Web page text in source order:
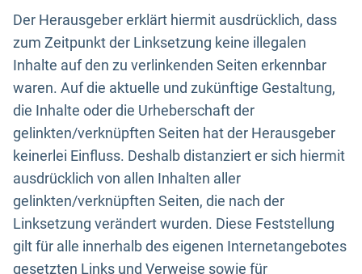
Der Herausgeber erklärt hiermit ausdrücklich, dass
zum Zeitpunkt der Linksetzung keine illegalen
Inhalte auf den zu verlinkenden Seiten erkennbar
waren. Auf die aktuelle und zukünftige Gestaltung,
die Inhalte oder die Urheberschaft der
gelinkten/verknüpften Seiten hat der Herausgeber
keinerlei Einfluss. Deshalb distanziert er sich hiermit
ausdrücklich von allen Inhalten aller
gelinkten/verknüpften Seiten, die nach der
Linksetzung verändert wurden. Diese Feststellung
gilt für alle innerhalb des eigenen Internetangebotes
gesetzten Links und Verweise sowie für